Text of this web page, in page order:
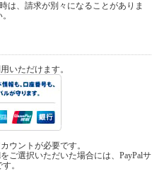
は、請求が別々になることがありま
いただけます。
ウントが必要です。
ご選択いただいた場合には、PayPalサ
。